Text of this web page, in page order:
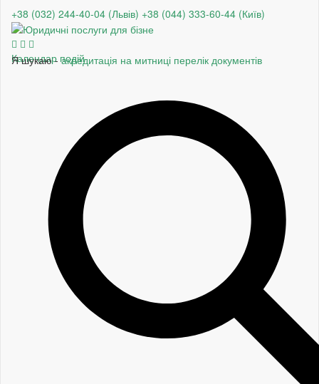
+38 (032) 244-40-04 (Львів) +38 (044) 333-60-44 (Київ)
Календар подій
Я шукаю -акредитація на митниці перелік документів